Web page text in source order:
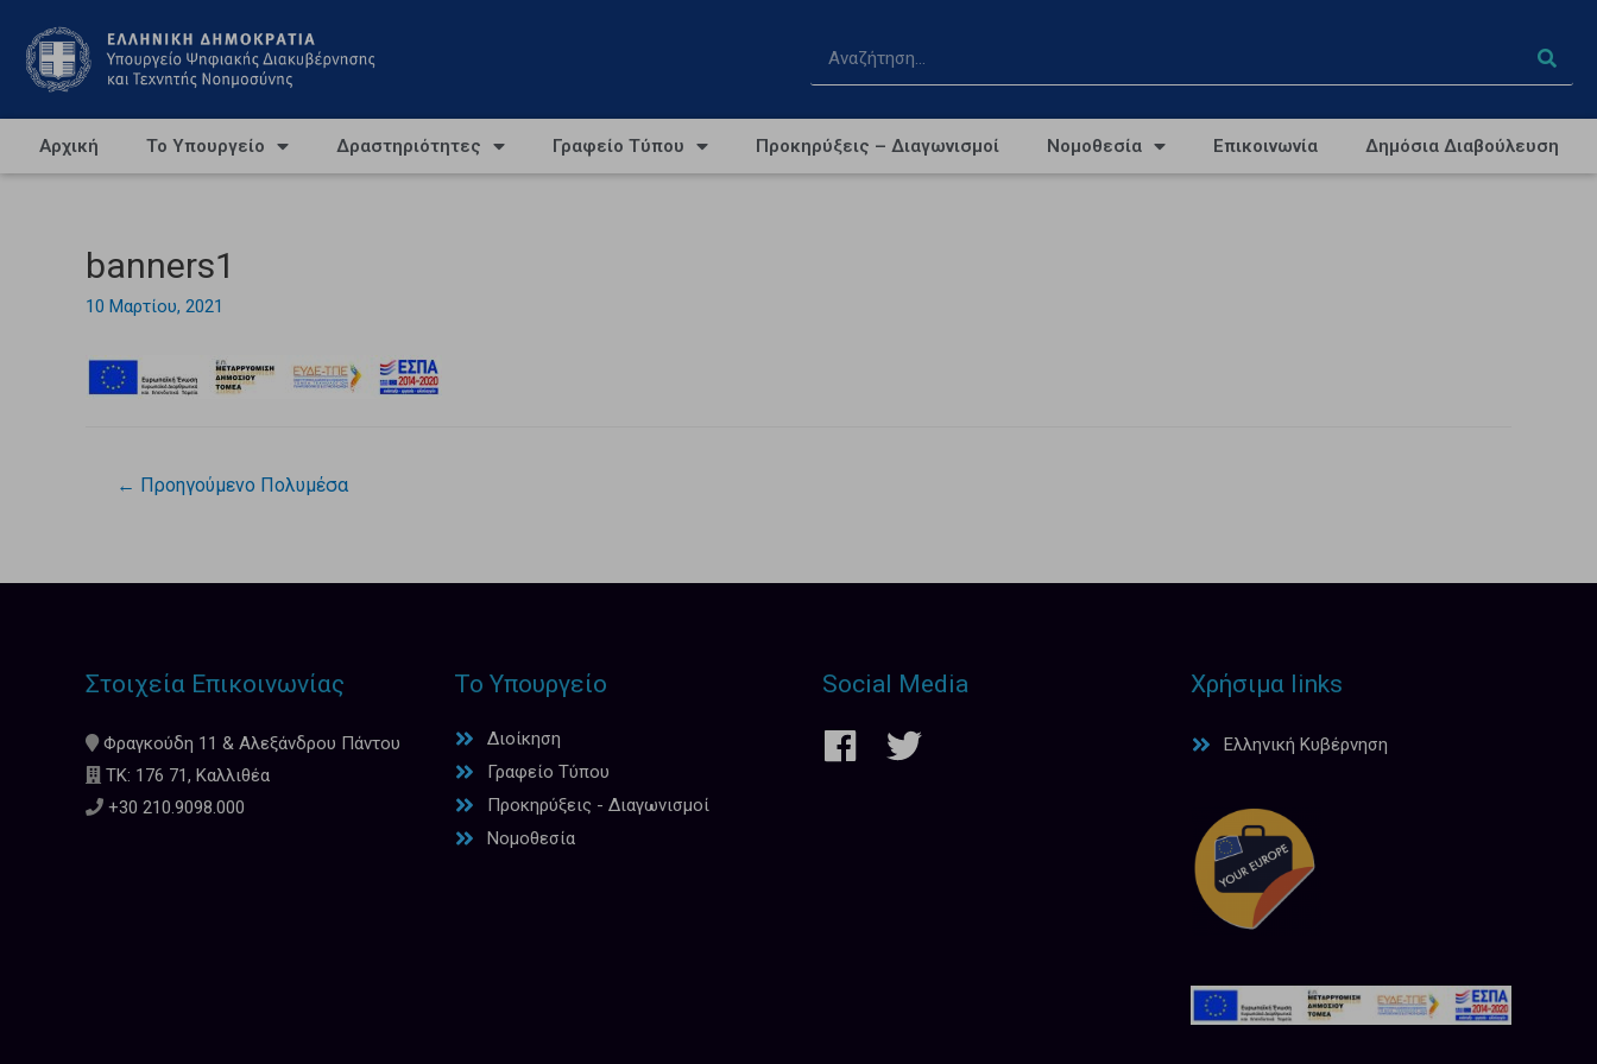
Αρχική Το Υπουργείο Δραστηριότητες Γραφείο Τύπου Προκηρύξεις – Διαγωνισμοί Νομοθεσία Επικοινωνία Δημόσια Διαβούλευση
banners1
10 Μαρτίου, 2021
← Προηγούμενο Πολυμέσα
Στοιχεία Επικοινωνίας
Φραγκούδη 11 & Αλεξάνδρου Πάντου
ΤΚ: 176 71, Καλλιθέα
+30 210.9098.000
Το Υπουργείο
Διοίκηση
Γραφείο Τύπου
Προκηρύξεις - Διαγωνισμοί
Νομοθεσία
Social Media Χρήσιμα links
Ελληνική Κυβέρνηση